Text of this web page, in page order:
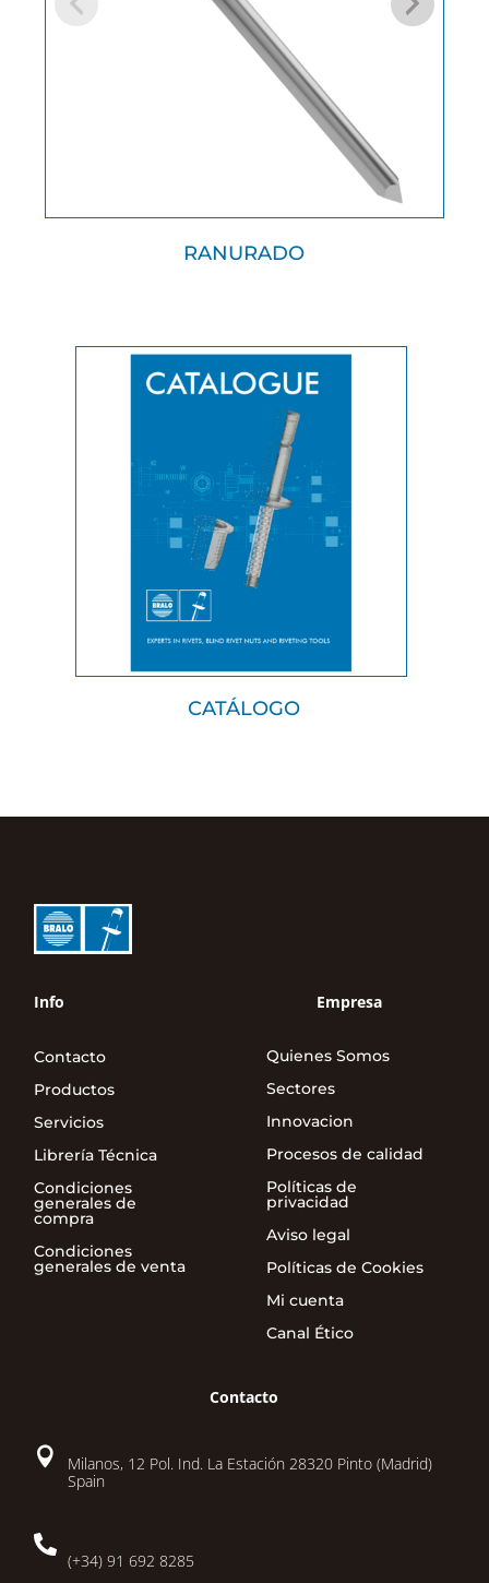
RANURADO
CATÁLOGO
Info
Contacto
Productos
Servicios
Librería Técnica
Condiciones
generales de
compra
Condiciones
generales de venta
Empresa
Quienes Somos
Sectores
Innovacion
Procesos de calidad
Políticas de
privacidad
Aviso legal
Políticas de Cookies
Mi cuenta
Canal Ético
Contacto

Milanos, 12 Pol. Ind. La Estación 28320 Pinto (Madrid)
Spain

(+34) 91 692 8285